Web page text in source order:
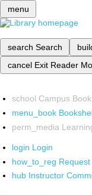
menu
search Search
cancel Exit Reader
school Campus
menu_book
perm_media
login Login
how_to_reg
hub Instructor